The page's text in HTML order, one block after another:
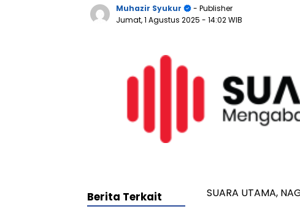
Muhazir Syukur
- Publisher
Jumat, 1 Agustus 2025 - 14:02 WIB
SUARA UTAMA,
Berita Terkait